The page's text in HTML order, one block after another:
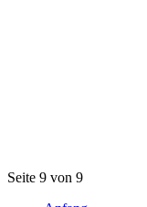
Seite 9 von 9